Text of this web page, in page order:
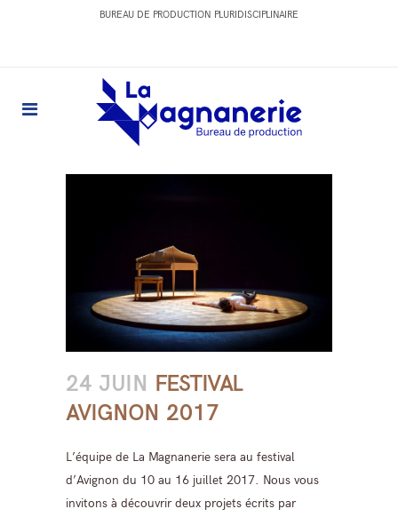
BUREAU DE PRODUCTION PLURIDISCIPLINAIRE
24 JUIN FESTIVAL
AVIGNON 2017
L’équipe de La Magnanerie sera au festival
d’Avignon du 10 au 16 juillet 2017. Nous vous
invitons à découvrir deux projets écrits par